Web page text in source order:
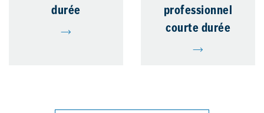
durée
professionnel
courte durée